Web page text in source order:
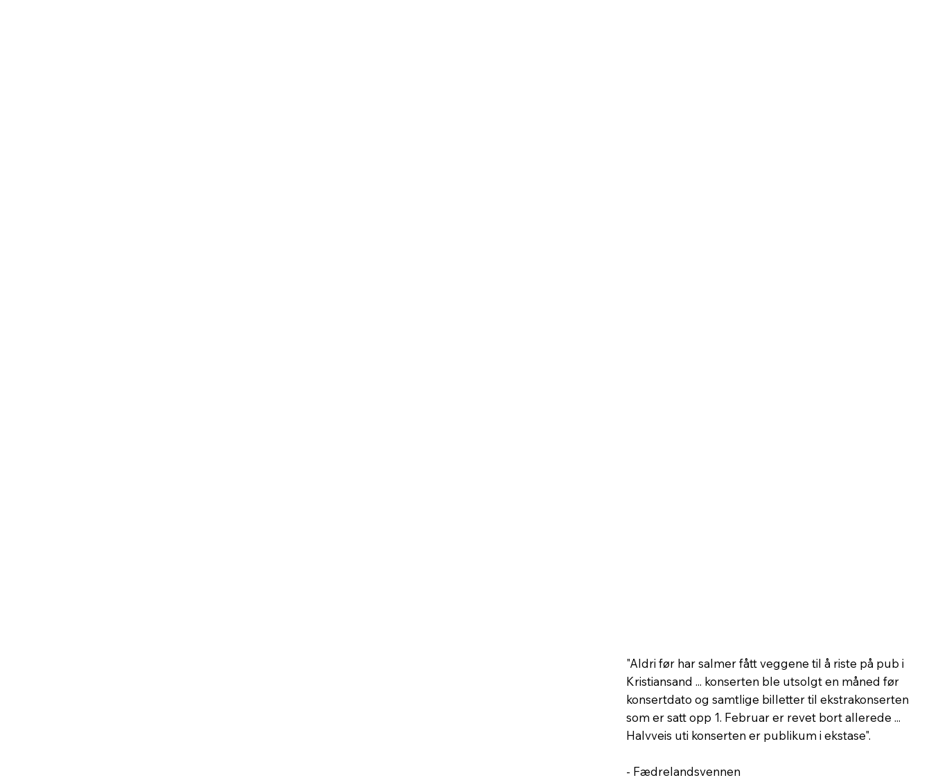
"Aldri før har salmer fått veggene til å riste på pub i
Kristiansand ... konserten ble utsolgt en måned før
konsertdato og samtlige billetter til ekstrakonserten
som er satt opp 1. Februar er revet bort allerede ...
Halvveis uti konserten er publikum i ekstase".
- Fædrelandsvennen